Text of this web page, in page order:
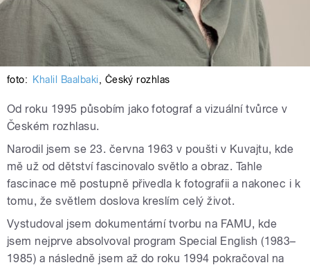
foto: Khalil Baalbaki, Český rozhlas
Od roku 1995 působím jako fotograf a vizuální tvůrce v
Českém rozhlasu.
Narodil jsem se 23. června 1963 v poušti v Kuvajtu, kde
mě už od dětství fascinovalo světlo a obraz. Tahle
fascinace mě postupně přivedla k fotografii a nakonec i k
tomu, že světlem doslova kreslím celý život.
Vystudoval jsem dokumentární tvorbu na FAMU, kde
jsem nejprve absolvoval program Special English (1983–
1985) a následně jsem až do roku 1994 pokračoval na